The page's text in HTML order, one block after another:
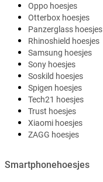
Oppo hoesjes
Otterbox hoesjes
Panzerglass hoesjes
Rhinoshield hoesjes
Samsung hoesjes
Sony hoesjes
Soskild hoesjes
Spigen hoesjes
Tech21 hoesjes
Trust hoesjes
Xiaomi hoesjes
ZAGG hoesjes
Smartphonehoesjes